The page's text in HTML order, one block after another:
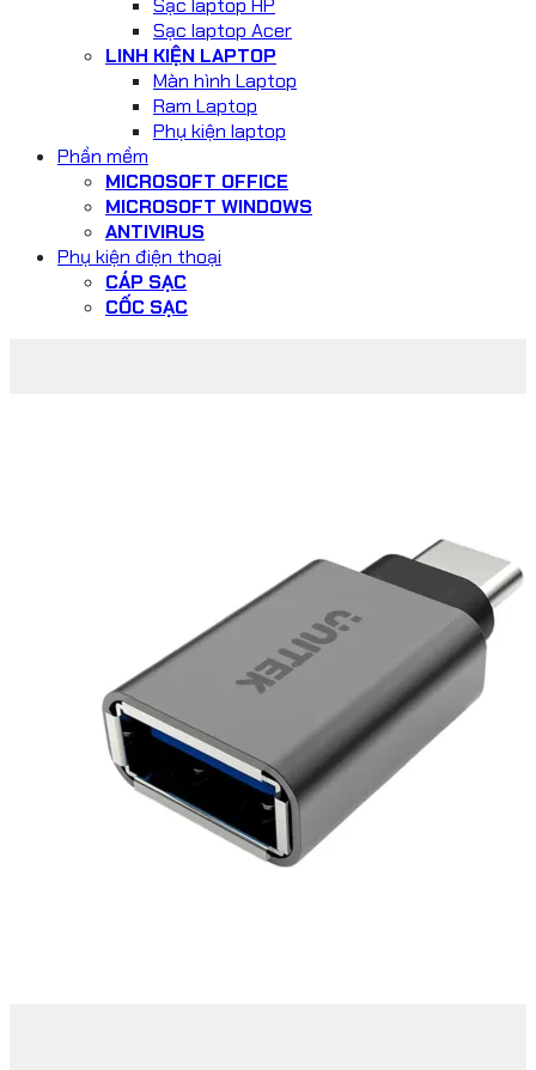
Sạc laptop HP
Sạc laptop Acer
LINH KIỆN LAPTOP
Màn hình Laptop
Ram Laptop
Phụ kiện laptop
Phần mềm
MICROSOFT OFFICE
MICROSOFT WINDOWS
ANTIVIRUS
Phụ kiện điện thoại
CÁP SẠC
CỐC SẠC